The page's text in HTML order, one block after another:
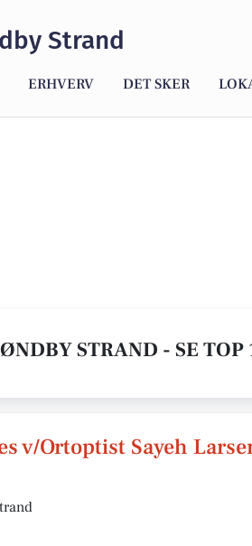
Strand
ERHVERV DET SKER
STRAND - SE TOP
v/Ortoptist Sayeh